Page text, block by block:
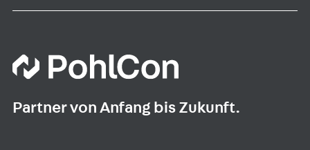
Partner von Anfang bis Zukunft.